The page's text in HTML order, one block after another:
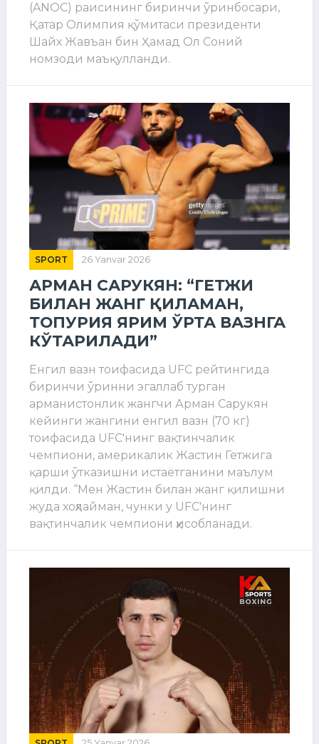
(ANOC) раисининг биринчи ўринбосари,
Қатар Олимпия қўмитаси президенти
Шайх Жавъан бин Ҳамад Ол Соний
номзоди маъқулланди.
SPORT 26 Yanvar 2026
АРМАН САРУКЯН: “ГЕТЖИ
БИЛАН ЖАНГ ҚИЛАМАН,
ТОПУРИЯ ЯРИМ ЎРТА ВАЗНГА
КЎТАРИЛАДИ”
Енгил вазн тоифасида UFC рейтингида
биринчи ўринни эгаллаб турган
арманистонлик жангчи Арман Сарукян
кейинги жангини енгил вазн (70 кг)
тоифасида UFC'нинг вақтинчалик
чемпиони, америкалик Жастин Гетжига
қарши ўтказишни истаётганини маълум
қилди. “Мен Жастин билан жанг қилишни
жуда хоҳлайман, чунки у UFC'нинг
вақтинчалик чемпиони ҳисобланади.